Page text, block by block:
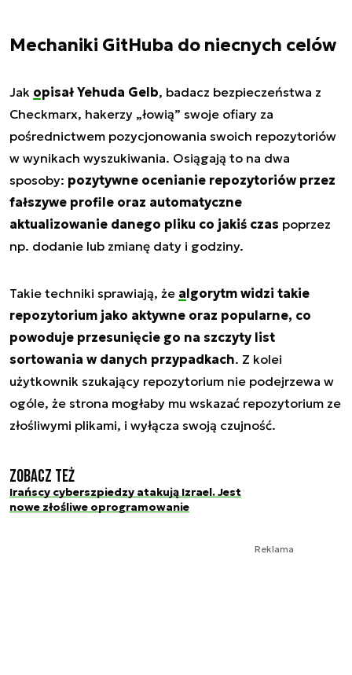
Mechaniki GitHuba do niecnych celów
Jak opisał Yehuda Gelb, badacz bezpieczeństwa z
Checkmarx, hakerzy „łowią” swoje ofiary za
pośrednictwem pozycjonowania swoich repozytoriów
w wynikach wyszukiwania. Osiągają to na dwa
sposoby: pozytywne ocenianie repozytoriów przez
fałszywe profile oraz automatyczne
aktualizowanie danego pliku co jakiś czas poprzez
np. dodanie lub zmianę daty i godziny.
Takie techniki sprawiają, że algorytm widzi takie
repozytorium jako aktywne oraz popularne, co
powoduje przesunięcie go na szczyty list
sortowania w danych przypadkach. Z kolei
użytkownik szukający repozytorium nie podejrzewa w
ogóle, że strona mogłaby mu wskazać repozytorium ze
złośliwymi plikami, i wyłącza swoją czujność.
Zobacz też
Irańscy cyberszpiedzy atakują Izrael. Jest
nowe złośliwe oprogramowanie
Reklama